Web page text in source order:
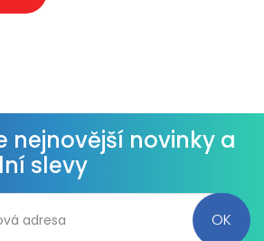
nejnovější novinky a
slevy